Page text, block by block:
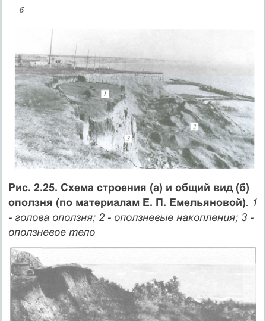
Рис. 2.25. Схема строения (а) и общий вид (б)
оползня (по материалам Е. П. Емельяновой). 1
- голова оползня; 2 - оползневые накопления; 3 -
оползневое тело